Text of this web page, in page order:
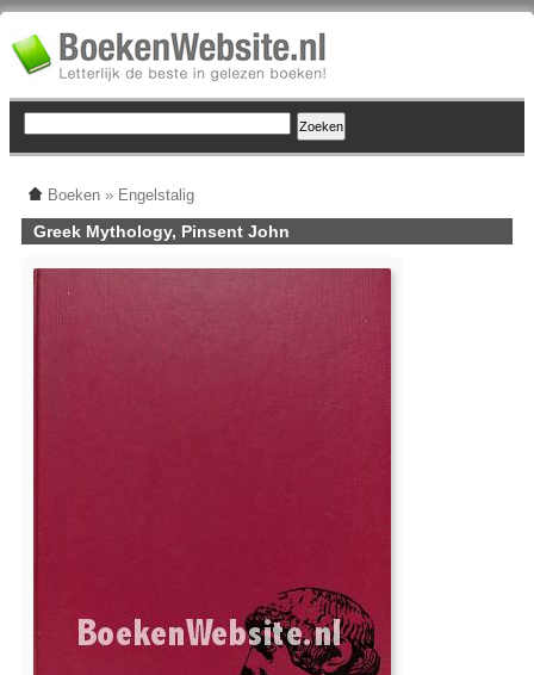
Boeken » Engelstalig
Greek Mythology, Pinsent John